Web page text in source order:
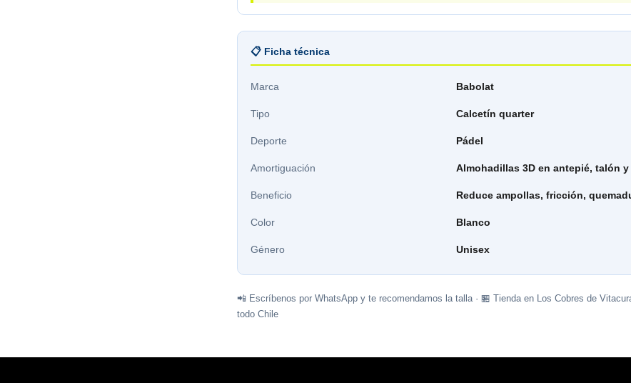
📋 Ficha técnica
Marca Babolat
Tipo Calcetín quarter
Deporte Pádel
Amortiguación Almohadillas 3D en antepié, talón
Beneficio Reduce ampollas, fricción,
Color Blanco
Género Unisex
📲 Escríbenos por WhatsApp y te recomendamos la talla · 🏪 Tienda en Los Cobres de
todo Chile